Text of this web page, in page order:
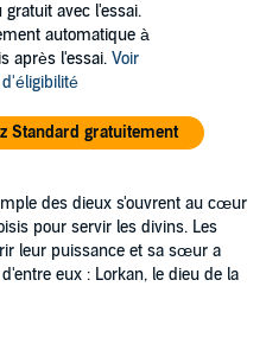
gratuit avec l'essai.
automatique à
après l'essai. Voir
Standard gratuitement
des dieux s'ouvrent au cœur
pour servir les divins. Les
leur puissance et sa sœur a
eux : Lorkan, le dieu de la